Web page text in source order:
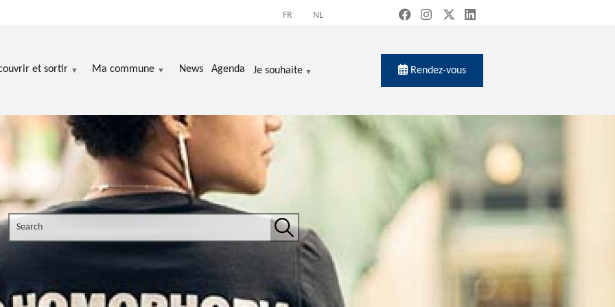
FR NL
et sortir Ma commune News Agenda Je souhaite Rendez-vous
Search the site
Search